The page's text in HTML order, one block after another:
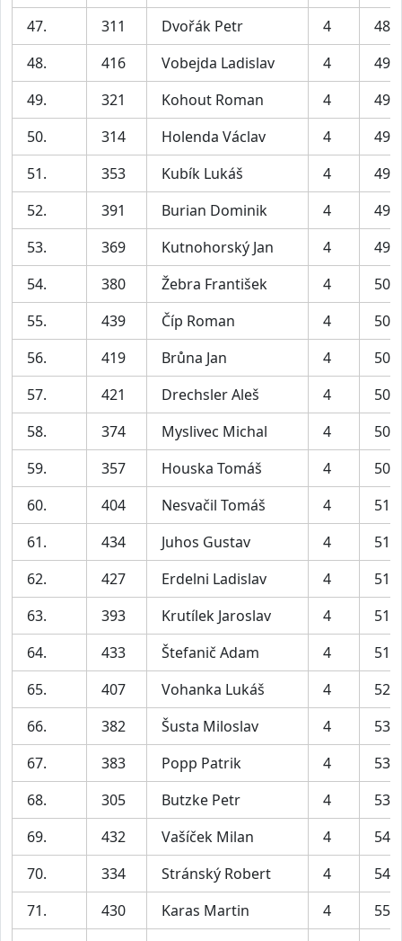
47.
311 Dvořák Petr 4
48.
416 Vobejda Ladislav 4
49.
321 Kohout Roman 4
50.
314 Holenda Václav 4
51.
353 Kubík Lukáš 4
52.
391 Burian Dominik 4
53.
369 Kutnohorský Jan 4
54.
380 Žebra František 4
55.
439 Číp Roman 4
56.
419 Brůna Jan 4
57.
421 Drechsler Aleš 4
58.
374 Myslivec Michal 4
59.
357 Houska Tomáš 4
60.
404 Nesvačil Tomáš 4
61.
434 Juhos Gustav 4
62.
427 Erdelni Ladislav 4
63.
393 Krutílek Jaroslav 4
64.
433 Štefanič Adam 4
65.
407 Vohanka Lukáš 4
66.
382 Šusta Miloslav 4
67.
383 Popp Patrik 4
68.
305 Butzke Petr 4
69.
432 Vašíček Milan 4
70.
334 Stránský Robert 4
71.
430 Karas Martin 4